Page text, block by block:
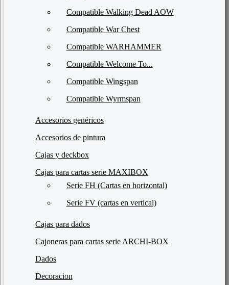
Compatible Walking Dead AOW
Compatible War Chest
Compatible WARHAMMER
Compatible Welcome To...
Compatible Wingspan
Compatible Wyrmspan
Accesorios genéricos
Accesorios de pintura
Cajas y deckbox
Cajas para cartas serie MAXIBOX
Serie FH (Cartas en horizontal)
Serie FV (cartas en vertical)
Cajas para dados
Cajoneras para cartas serie ARCHI-BOX
Dados
Decoracion